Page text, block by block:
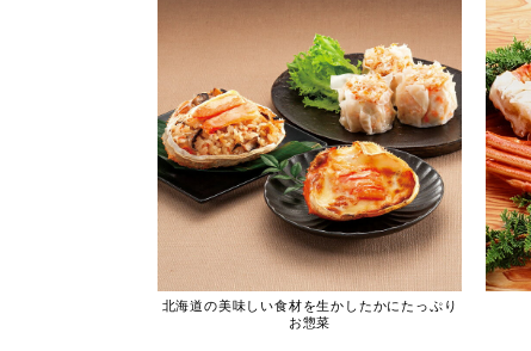
北海道の美味しい食材を生かしたかにたっぷり
お惣菜